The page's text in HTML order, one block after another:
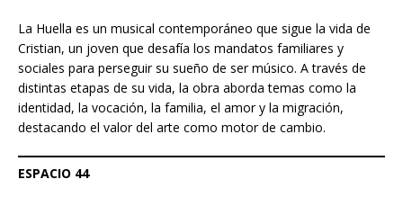
La Huella es un musical contemporáneo que sigue la vida de
Cristian, un joven que desafía los mandatos familiares y
sociales para perseguir su sueño de ser músico. A través de
distintas etapas de su vida, la obra aborda temas como la
identidad, la vocación, la familia, el amor y la migración,
destacando el valor del arte como motor de cambio.
ESPACIO 44